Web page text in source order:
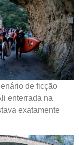
de ficção
enterrada na
exatamente